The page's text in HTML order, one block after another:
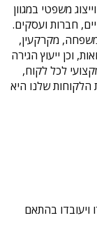
משפטי במגוון
חברות ועסקים.
מקרקעין,
וכן ייעוץ הגירה
לכל לקוח,
הלקוחות שלנו היא
ויעובדו בהתאם